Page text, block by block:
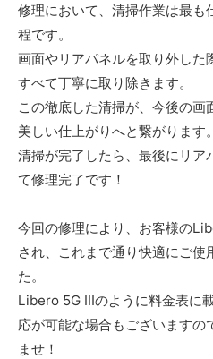
修理において、清掃作業は最も
程です。
画面やリアパネルを取り外した
すべて丁寧に取り除きます。
この徹底した清掃が、今後の画
美しい仕上がりへと繋がります。
清掃が完了したら、最後にリア
て修理完了です！
今回の修理により、お客様の
され、これまで通り快適にご使
た。
Libero 5G Ⅲのように料金表に
応が可能な場合もございますの
ませ！